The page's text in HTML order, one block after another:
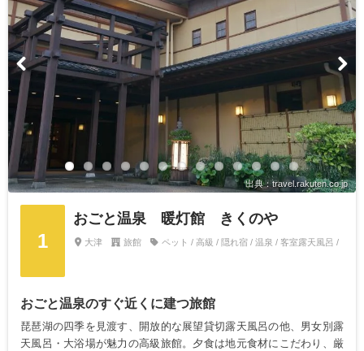
出典：travel.rakuten.co.jp
1
おごと温泉 暖灯館 きくのや
大津 旅館 ペット / 高級 / 隠れ宿 / 温泉 / 客室露天風呂 /
おごと温泉のすぐ近くに建つ旅館
琵琶湖の四季を見渡す、開放的な展望貸切露天風呂の他、男女別露
天風呂・大浴場が魅力の高級旅館。夕食は地元食材にこだわり、厳